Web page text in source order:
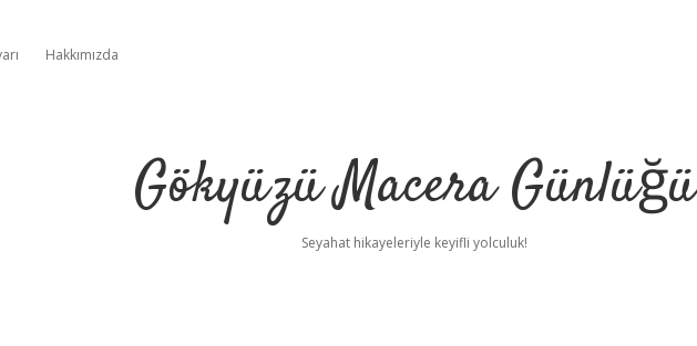
Hakkımızda
Gökyüzü Macera Günlüğü
Seyahat hikayeleriyle keyifli yolculuk!